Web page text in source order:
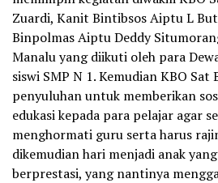
Zuardi, Kanit Bintibsos Aiptu L
Binpolmas Aiptu Deddy
Manalu yang diikuti oleh para
siswi SMP N 1. Kemudian KBO Sat
penyuluhan untuk memberikan
edukasi kepada para pelajar agar
menghormati guru serta harus
dikemudian hari menjadi anak
berprestasi, yang nantinya